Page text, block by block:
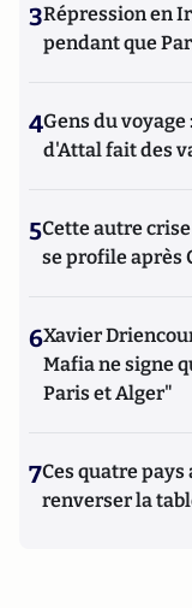
3Répression en
pendant que
4Gens du
d'Attal fait des
5Cette autre
se profile après
6Xavier
Mafia ne signe
Paris et Alger"
7Ces quatre
renverser la